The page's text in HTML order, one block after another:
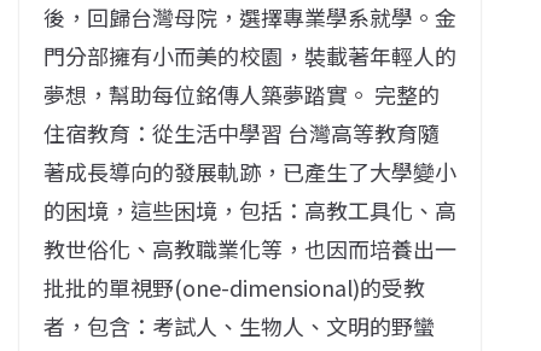
後，回歸台灣母院，選擇專業學系就學。金
門分部擁有小而美的校園，裝載著年輕人的
夢想，幫助每位銘傳人築夢踏實。 完整的
住宿教育：從生活中學習 台灣高等教育隨
著成長導向的發展軌跡，已產生了大學變小
的困境，這些困境，包括：高教工具化、高
教世俗化、高教職業化等，也因而培養出一
批批的單視野(one-dimensional)的受教
者，包含：考試人、生物人、文明的野蠻